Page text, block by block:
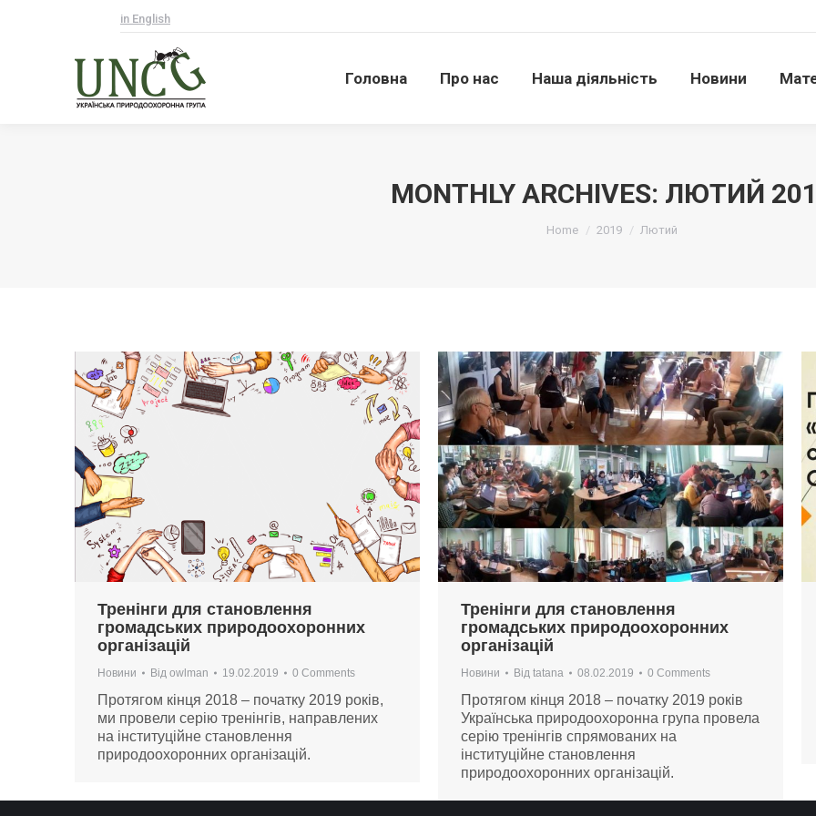
in English
Головна Про нас Наша діяльність Новини
MONTHLY ARCHIVES: ЛЮТИЙ
Home 2019 Лютий
Тренінги для становлення
громадських природоохоронних
організацій
Новини Від owlman 19.02.2019 0 Comments
Протягом кінця 2018 – початку 2019 років,
ми провели серію тренінгів, направлених
на інституційне становлення
природоохоронних організацій.
Тренінги для становлення
громадських природоохоронних
організацій
Новини Від tatana 08.02.2019 0 Comments
Протягом кінця 2018 – початку 2019 років
Українська природоохоронна група провела
серію тренінгів спрямованих на
інституційне становлення
природоохоронних організацій.
Головна Про нас Наша діяльність Новини